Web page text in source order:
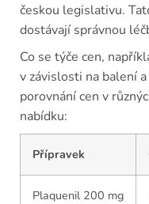
českou legislativu.
dostávají správnou
Co se týče cen,
v závislosti na balení
porovnání cen v
nabídku:
Přípravek
Plaquenil 200 mg